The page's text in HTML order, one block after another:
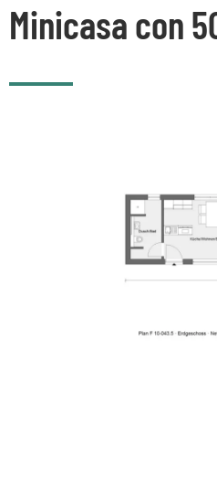
Minicasa con